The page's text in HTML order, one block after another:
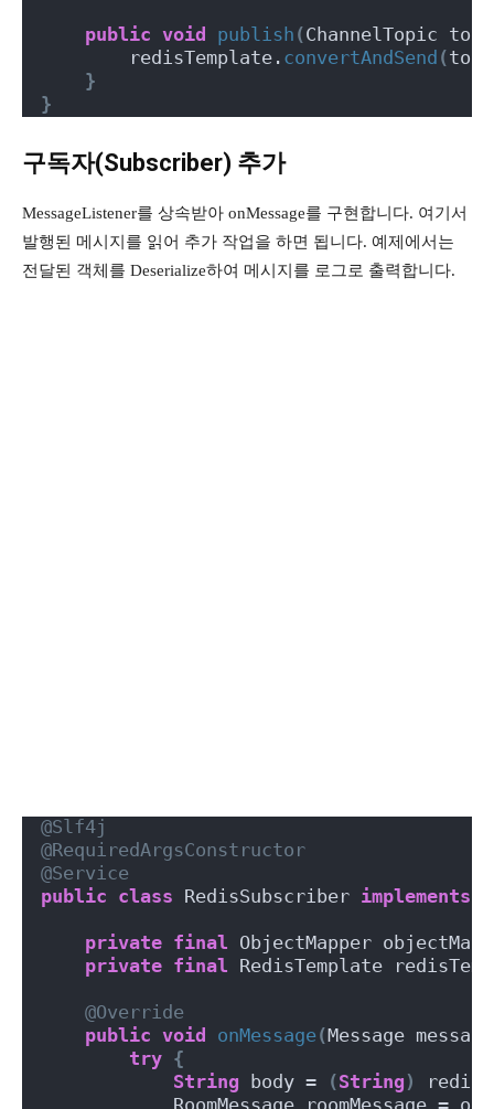
public void publish (ChannelTopic
        redisTemplate.
convertAndSend (
}
}
구독자(Subscriber) 추가
MessageListener를 상속받아 onMessage를 구현합니다. 여기서
발행된 메시지를 읽어 추가 작업을 하면 됩니다. 예제에서는
전달된 객체를 Deserialize하여 메시지를 로그로 출력합니다.
@Slf4j
@RequiredArgsConstructor
@Service
public class RedisSubscriber implements
private final ObjectMapper
private final RedisTemplate
@Override
public void onMessage(Message
try {
String body = (String )
RoomMessage roomMessage =